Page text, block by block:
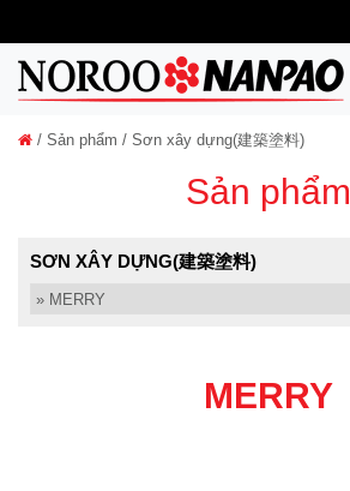
/ Sản phẩm / Sơn xây dựng(建築塗料)
Sản phẩm
SƠN XÂY DỰNG(建築塗料)
MERRY